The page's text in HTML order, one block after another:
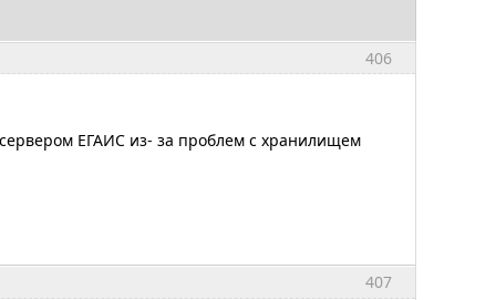
406
ЕГАИС из- за проблем с хранилищем
407